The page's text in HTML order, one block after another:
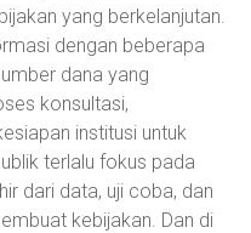
yang berkelanjutan.
dengan beberapa
dana yang
konsultasi,
institusi untuk
terlalu fokus pada
dari data, uji coba, dan
kebijakan. Dan di